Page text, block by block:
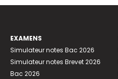
EXAMENS
Simulateur notes Bac 2026
Simulateur notes Brevet 2026
Bac 2026